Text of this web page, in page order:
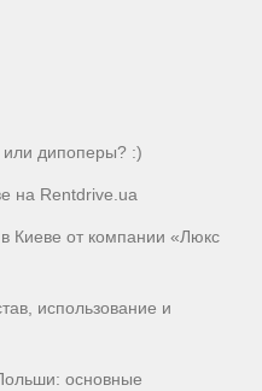
или дипоперы? :)
на Rentdrive.ua
Киеве от компании «Люкс
использование и
основные